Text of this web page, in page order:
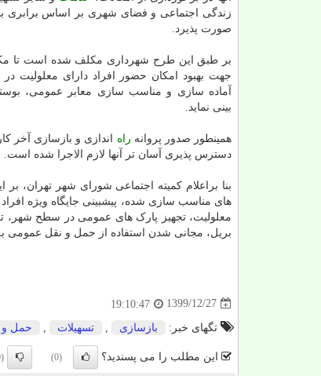
زندگی اجتماعی و فضای شهری بر اساس برابری با
صورت پذیرد.
بر طبق این طرح شهرداری مکلف شده است تا
جهت بهبود امکان حضور افراد دارای معلولیت
آماده سازی و مناسب سازی معابر عمومی،
بینی نماید.
همینطور صدور پروانه راه اندازی و بازسازی آخر
دسترس پذیری آسان تر آنها لازم الاجرا شده است.
بنا براعلام کمیته اجتماعی شورای شهر تهران،
های مناسب سازی شده، پیشبینی جایگاه ویژه
معلولیت، تجهیز پارک های عمومی در سطح شهر،
بریل، مجانی شدن استفاده از حمل و نقل عمومی
1399/12/27
19:10:47
تگهای خبر: بازسازی تسهیلات حمل و
این مطلب را می پسندید؟ (0)
(0)